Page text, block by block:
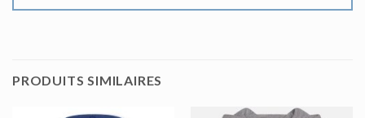
PRODUITS SIMILAIRES